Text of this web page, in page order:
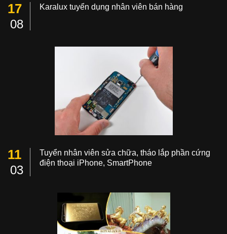
17
08
Karalux tuyển dụng nhân viên bán hàng
11
03
Tuyển nhân viên sửa chữa, tháo lắp phần cứng
điện thoại iPhone, SmartPhone